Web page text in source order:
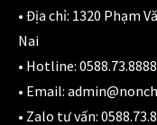
• Địa chỉ: 1320 Phạm
Nai
• Hotline: 0588.73.8888
• Email:
• Zalo tư vấn: